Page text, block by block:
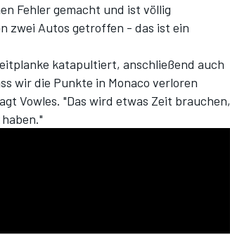
Fehler gemacht und ist völlig
zwei Autos getroffen - das ist ein
katapultiert, anschließend auch
wir die Punkte in Monaco verloren
Vowles. "Das wird etwas Zeit brauchen,